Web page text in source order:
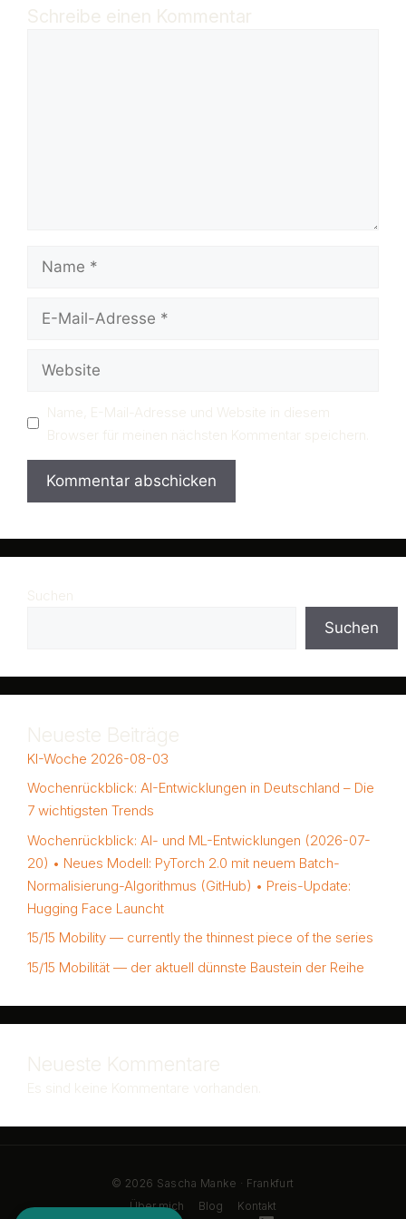
Schreibe einen Kommentar
Name, E-Mail-Adresse und Website in diesem
Browser für meinen nächsten Kommentar speichern.
Suchen
Suchen
Neueste Beiträge
KI-Woche 2026-08-03
Wochenrückblick: AI-Entwicklungen in Deutschland – Die
7 wichtigsten Trends
Wochenrückblick: AI- und ML-Entwicklungen (2026-07-
20) • Neues Modell: PyTorch 2.0 mit neuem Batch-
Normalisierung-Algorithmus (GitHub) • Preis-Update:
Hugging Face Launcht
15/15 Mobility — currently the thinnest piece of the series
15/15 Mobilität — der aktuell dünnste Baustein der Reihe
Neueste Kommentare
Es sind keine Kommentare vorhanden.
© 2026 Sascha Manke · Frankfurt
Über mich
Blog
Kontakt